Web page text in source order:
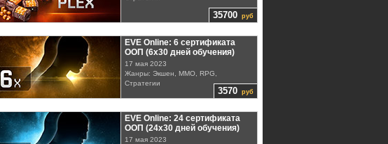
35700 руб
3570 руб
EVE Online: 6 сертификата
ООП (6х30 дней обучения)
17 мая 2023
Жанры: Экшен, MMO, RPG,
Стратегии
EVE Online: 24 сертификата
ООП (24х30 дней обучения)
17 мая 2023